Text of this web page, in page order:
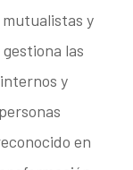
mutualistas y
las
y
en